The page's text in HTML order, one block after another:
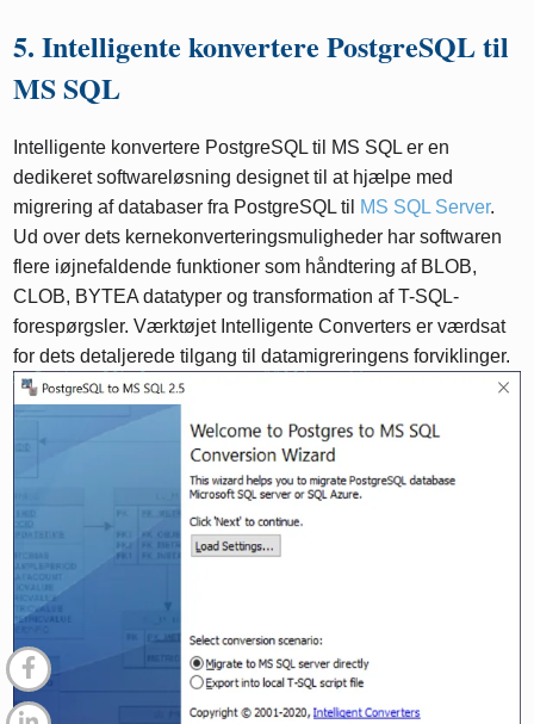
5. Intelligente konvertere PostgreSQL til
MS SQL
Intelligente konvertere PostgreSQL til MS SQL er en
dedikeret softwareløsning designet til at hjælpe med
migrering af databaser fra PostgreSQL til
MS SQL Server.
Ud over dets kernekonverteringsmuligheder har softwaren
flere iøjnefaldende funktioner som håndtering af BLOB,
CLOB, BYTEA datatyper og transformation af T-SQL-
forespørgsler. Værktøjet Intelligente Converters er værdsat
for dets detaljerede tilgang til datamigreringens forviklinger.